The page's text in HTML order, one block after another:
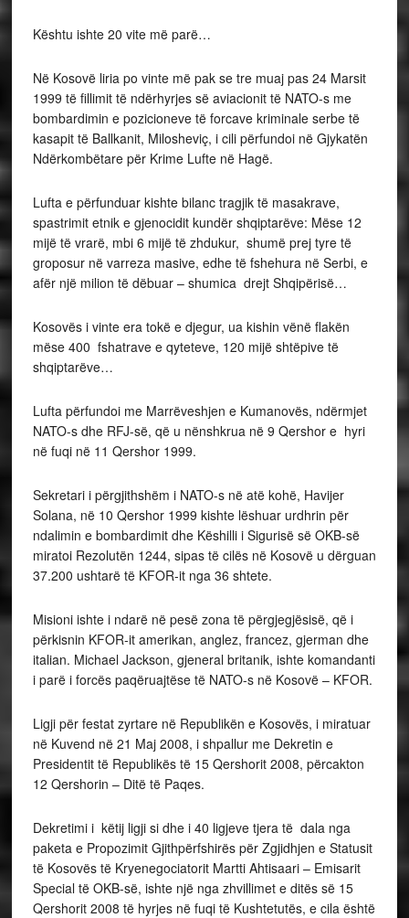
Kështu ishte 20 vite më parë…
Në Kosovë liria po vinte më pak se tre muaj pas 24 Marsit
1999 të fillimit të ndërhyrjes së aviacionit të NATO-s me
bombardimin e pozicioneve të forcave kriminale serbe të
kasapit të Ballkanit, Milosheviç, i cili përfundoi në Gjykatën
Ndërkombëtare për Krime Lufte në Hagë.
Lufta e përfunduar kishte bilanc tragjik të masakrave,
spastrimit etnik e gjenocidit kundër shqiptarëve: Mëse 12
mijë të vrarë, mbi 6 mijë të zhdukur, shumë prej tyre të
groposur në varreza masive, edhe të fshehura në Serbi, e
afër një milion të dëbuar – shumica drejt Shqipërisë…
Kosovës i vinte era tokë e djegur, ua kishin vënë flakën
mëse 400 fshatrave e qyteteve, 120 mijë shtëpive të
shqiptarëve…
Lufta përfundoi me Marrëveshjen e Kumanovës, ndërmjet
NATO-s dhe RFJ-së, që u nënshkrua në 9 Qershor e hyri
në fuqi në 11 Qershor 1999.
Sekretari i përgjithshëm i NATO-s në atë kohë, Havijer
Solana, në 10 Qershor 1999 kishte lëshuar urdhrin për
ndalimin e bombardimit dhe Këshilli i Sigurisë së OKB-së
miratoi Rezolutën 1244, sipas të cilës në Kosovë u dërguan
37.200 ushtarë të KFOR-it nga 36 shtete.
Misioni ishte i ndarë në pesë zona të përgjegjësisë, që i
përkisnin KFOR-it amerikan, anglez, francez, gjerman dhe
italian. Michael Jackson, gjeneral britanik, ishte komandanti
i parë i forcës paqëruajtëse të NATO-s në Kosovë – KFOR.
Ligji për festat zyrtare në Republikën e Kosovës, i miratuar
në Kuvend në 21 Maj 2008, i shpallur me Dekretin e
Presidentit të Republikës të 15 Qershorit 2008, përcakton
12 Qershorin – Ditë të Paqes.
Dekretimi i këtij ligji si dhe i 40 ligjeve tjera të dala nga
paketa e Propozimit Gjithpërfshirës për Zgjidhjen e Statusit
të Kosovës të Kryenegociatorit Martti Ahtisaari – Emisarit
Special të OKB-së, ishte një nga zhvillimet e ditës së 15
Qershorit 2008 të hyrjes në fuqi të Kushtetutës, e cila është